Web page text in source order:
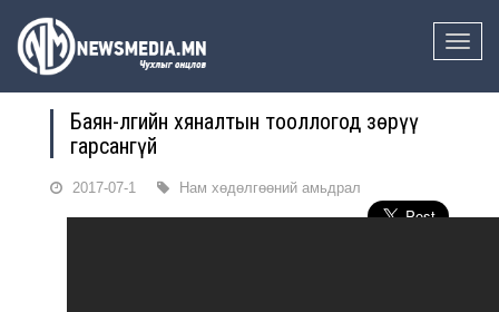
Toggle
Баян-Өлгийн хяналтын тооллогод зөрүү
гарсангүй
2017-07-1 Нам хөдөлгөөний амьдрал